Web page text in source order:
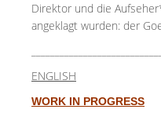
Direktor und die
angeklagt wurden: der
ENGLISH
WORK IN PROGRESS